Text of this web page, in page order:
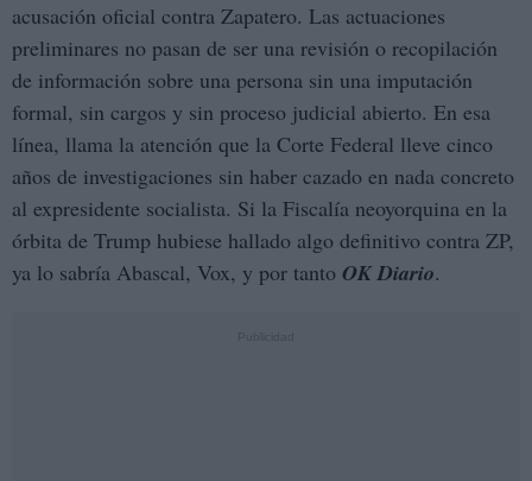
acusación oficial contra Zapatero. Las actuaciones
preliminares no pasan de ser una revisión o recopilación
de información sobre una persona sin una imputación
formal, sin cargos y sin proceso judicial abierto. En esa
línea, llama la atención que la Corte Federal lleve cinco
años de investigaciones sin haber cazado en nada concreto
al expresidente socialista. Si la Fiscalía neoyorquina en la
órbita de Trump hubiese hallado algo definitivo contra ZP,
ya lo sabría Abascal, Vox, y por tanto OK Diario.